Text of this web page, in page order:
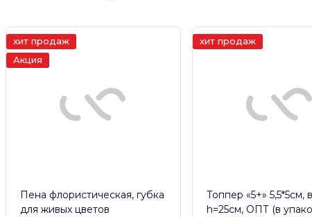
хит продаж
Акция
Пена флористическая, губка
для живых цветов
хит продаж
Топпер «5+» 5,5*5см,
h=25см, ОПТ (в